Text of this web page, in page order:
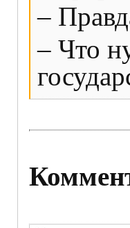
–
– Что